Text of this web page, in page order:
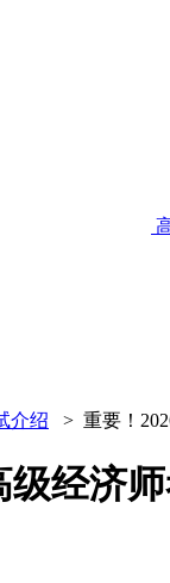
介绍 > 重要！​​
级经济